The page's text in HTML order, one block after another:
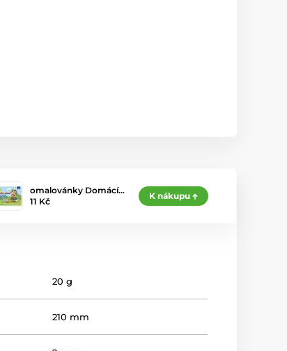
omalovánky Domácí…
11 Kč
K nákupu
20 g
210 mm